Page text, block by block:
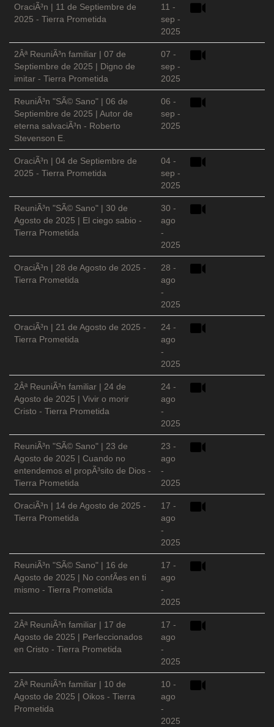
OraciÃ³n | 11 de Septiembre de
2025 - Tierra Prometida
11 -
sep -
2025
2Âª ReuniÃ³n familiar | 07 de
Septiembre de 2025 | Digno de
imitar - Tierra Prometida
07 -
sep -
2025
ReuniÃ³n "SÃ© Sano" | 06 de
Septiembre de 2025 | Autor de
eterna salvaciÃ³n - Roberto
Stevenson E.
06 -
sep -
2025
OraciÃ³n | 04 de Septiembre de
2025 - Tierra Prometida
04 -
sep -
2025
ReuniÃ³n "SÃ© Sano" | 30 de
Agosto de 2025 | El ciego sabio -
Tierra Prometida
30 -
ago
-
2025
OraciÃ³n | 28 de Agosto de 2025 -
Tierra Prometida
28 -
ago
-
2025
OraciÃ³n | 21 de Agosto de 2025 -
Tierra Prometida
24 -
ago
-
2025
2Âª ReuniÃ³n familiar | 24 de
Agosto de 2025 | Vivir o morir
Cristo - Tierra Prometida
24 -
ago
-
2025
ReuniÃ³n "SÃ© Sano" | 23 de
Agosto de 2025 | Cuando no
entendemos el propÃ³sito de Dios -
Tierra Prometida
23 -
ago
-
2025
OraciÃ³n | 14 de Agosto de 2025 -
Tierra Prometida
17 -
ago
-
2025
ReuniÃ³n "SÃ© Sano" | 16 de
Agosto de 2025 | No confÃ­es en ti
mismo - Tierra Prometida
17 -
ago
-
2025
2Âª ReuniÃ³n familiar | 17 de
Agosto de 2025 | Perfeccionados
en Cristo - Tierra Prometida
17 -
ago
-
2025
2Âª ReuniÃ³n familiar | 10 de
Agosto de 2025 | Oikos - Tierra
Prometida
10 -
ago
-
2025